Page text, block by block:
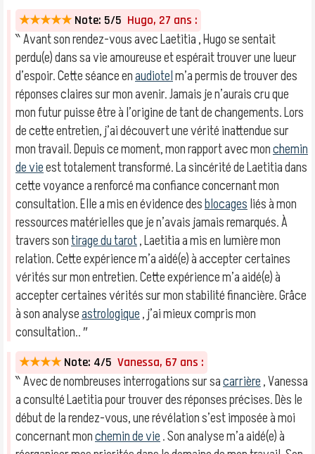
★★★★★ Note: 5/5 Hugo, 27 ans :
‶ Avant son rendez-vous avec Laetitia , Hugo se sentait
perdu(e) dans sa vie amoureuse et espérait trouver une lueur
d’espoir. Cette séance enaudiotelm’a permis de trouver des
réponses claires sur mon avenir. Jamais je n’aurais cru que
mon futur puisse être à l’origine de tant de changements. Lors
de cette entretien, j’ai découvert une vérité inattendue sur
mon travail. Depuis ce moment, mon rapport avec monchemin
de vieest totalement transformé. La sincérité de Laetitia dans
cette voyance a renforcé ma confiance concernant mon
consultation. Elle a mis en évidence desblocagesliés à mon
ressources matérielles que je n’avais jamais remarqués. À
travers sontirage du tarot, Laetitia a mis en lumière mon
relation. Cette expérience m’a aidé(e) à accepter certaines
vérités sur mon entretien. Cette expérience m’a aidé(e) à
accepter certaines vérités sur mon stabilité financière. Grâce
à son analyseastrologique, j’ai mieux compris mon
consultation.. ″
★★★★ Note: 4/5 Vanessa, 67 ans :
‶ Avec de nombreuses interrogations sur sacarrière, Vanessa
a consulté Laetitia pour trouver des réponses précises. Dès le
début de la rendez-vous, une révélation s’est imposée à moi
concernant monchemin de vie. Son analyse m’a aidé(e) à